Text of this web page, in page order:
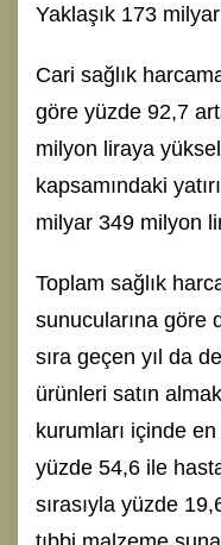
Yaklaşık 173 milyar
Cari sağlık
göre yüzde 92,7
milyon liraya
kapsamındaki
milyar 349 milyon
Toplam sağlık
sunucularına göre
sıra geçen yıl da
ürünleri satın
kurumları içinde en
yüzde 54,6 ile
sırasıyla yüzde